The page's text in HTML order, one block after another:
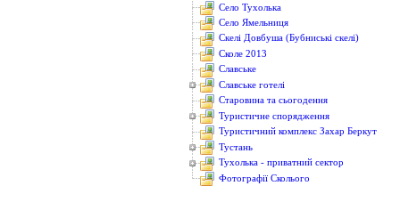
Село Тухолька
Село Ямельниця
Скелі Довбуша (Бубниські скелі)
Сколе 2013
Славське
Славське готелі
Старовина та сьогодення
Туристичне спорядження
Туристичний комплекс Захар Беркут
Тустань
Тухолька - приватний сектор
Фотографії Сколього